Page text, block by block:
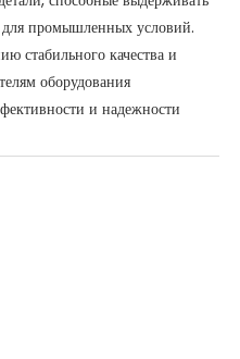
промышленных условий.
стабильного качества и
оборудования
и надежности